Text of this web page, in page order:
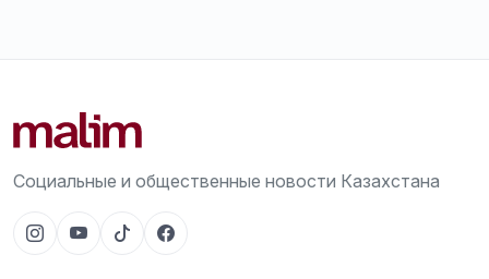
Социальные и общественные новости Казахстана